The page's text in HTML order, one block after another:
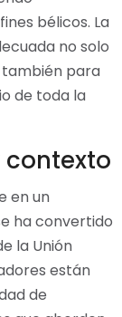
bélicos. La
no solo
también para
de toda la
contexto
en un
ha convertido
la Unión
están
de